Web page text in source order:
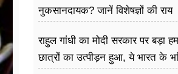
नुकसानदायक? जानें विशेषज्ञों की राय
राहुल गांधी का मोदी सरकार पर बड़ा
छात्रों का उत्पीड़न हुआ, ये भारत के